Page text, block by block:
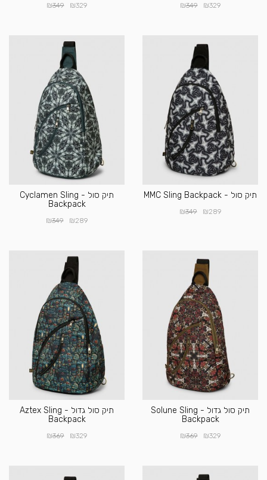
₪329
₪349
₪329
₪349
תיק סול - MMC Sling Backpack
₪289
₪349
תיק סול - Cyclamen Sling
Backpack
₪289
₪349
תיק סול גדול - Solune Sling
Backpack
₪329
₪369
תיק סול גדול - Aztex Sling
Backpack
₪329
₪369